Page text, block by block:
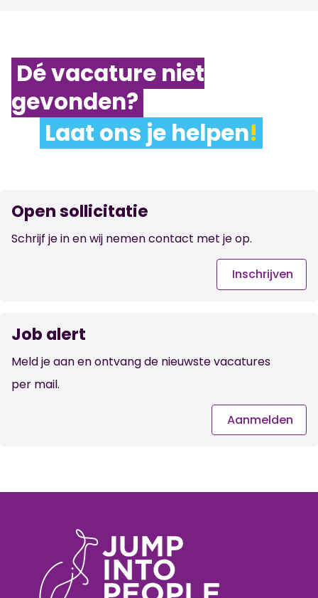
Dé vacature niet
gevonden?
Laat ons je helpen!
Open sollicitatie
Schrijf je in en wij nemen contact met je op.
Inschrijven
Job alert
Meld je aan en ontvang de nieuwste vacatures
per mail.
Aanmelden